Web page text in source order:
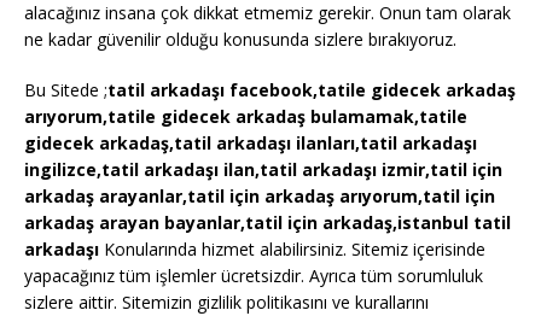
alacağınız insana çok dikkat etmemiz gerekir. Onun tam olarak
ne kadar güvenilir olduğu konusunda sizlere bırakıyoruz.
Bu Sitede ;tatil arkadaşı facebook,tatile gidecek arkadaş
arıyorum,tatile gidecek arkadaş bulamamak,tatile
gidecek arkadaş,tatil arkadaşı ilanları,tatil arkadaşı
ingilizce,tatil arkadaşı ilan,tatil arkadaşı izmir,tatil için
arkadaş arayanlar,tatil için arkadaş arıyorum,tatil için
arkadaş arayan bayanlar,tatil için arkadaş,istanbul tatil
arkadaşı Konularında hizmet alabilirsiniz. Sitemiz içerisinde
yapacağınız tüm işlemler ücretsizdir. Ayrıca tüm sorumluluk
sizlere aittir. Sitemizin gizlilik politikasını ve kurallarını